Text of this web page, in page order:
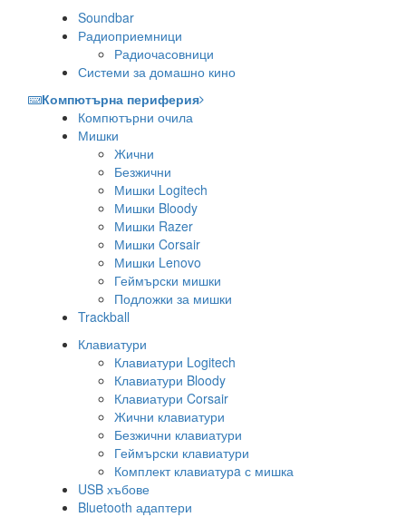
Soundbar
Радиоприемници
Радиочасовници
Системи за домашно кино
Компютърна периферия
Компютърни очила
Мишки
Жични
Безжични
Мишки Logitech
Мишки Bloody
Мишки Razer
Мишки Corsair
Мишки Lenovo
Геймърски мишки
Подложки за мишки
Trackball
Клавиатури
Клавиатури Logitech
Клавиатури Bloody
Клавиатури Corsair
Жични клавиатури
Безжични клавиатури
Геймърски клавиатури
Комплект клавиатурa с мишка
USB хъбове
Bluetooth адаптери